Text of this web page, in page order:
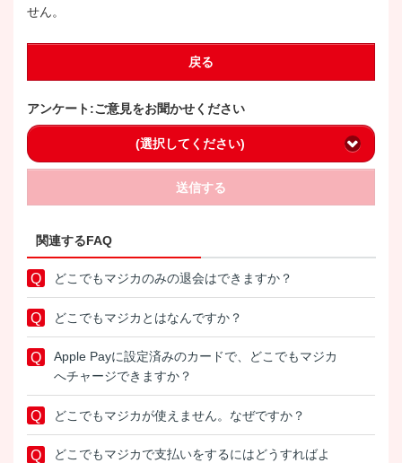
せん。
戻る
アンケート:ご意見をお聞かせください
(選択してください)
送信する
関連するFAQ
どこでもマジカのみの退会はできますか？
どこでもマジカとはなんですか？
Apple Payに設定済みのカードで、どこでもマジカ
へチャージできますか？
どこでもマジカが使えません。なぜですか？
どこでもマジカで支払いをするにはどうすればよ